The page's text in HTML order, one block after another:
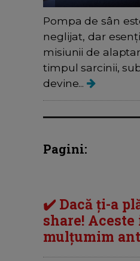
Pompa de sân
neglijat, dar
misiunii de
timpul sarcinii,
devine...
Pagini:
✔️ Dacă ți-a
share!
mulțumim